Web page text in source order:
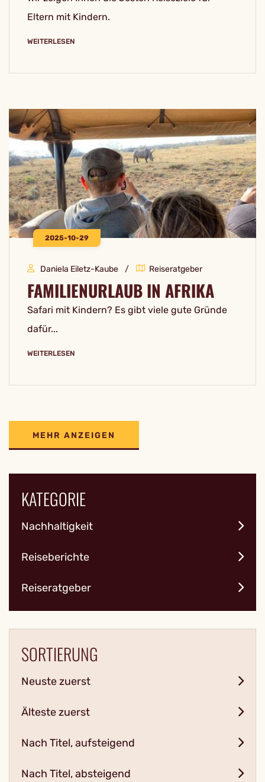
Eltern mit Kindern.
WEITERLESEN
2025-10-29
Daniela Eiletz-Kaube Reiseratgeber
FAMILIENURLAUB IN AFRIKA
Safari mit Kindern? Es gibt viele gute Gründe
dafür...
WEITERLESEN
MEHR ANZEIGEN
KATEGORIE
Nachhaltigkeit
Reiseberichte
Reiseratgeber
SORTIERUNG
Neuste zuerst
Älteste zuerst
Nach Titel, aufsteigend
Nach Titel, absteigend